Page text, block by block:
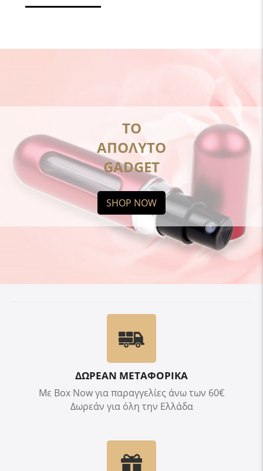
ΤΟ
ΑΠΟΛΥΤΟ
GADGET
SHOP NOW
ΔΩΡΕΑΝ ΜΕΤΑΦΟΡΙΚΑ
Με Box Now για παραγγελίες άνω των 60€
Δωρεάν για όλη την Ελλάδα